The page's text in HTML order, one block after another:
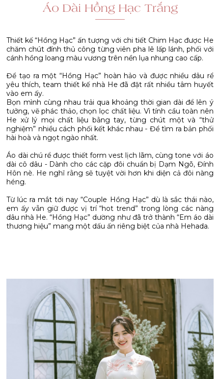
Áo Dài Hồng Hạc Trắng
Thiết kế “Hồng Hạc” ấn tượng với chi tiết Chim Hạc được He
chăm chút đính thủ công từng viên pha lê lấp lánh, phối với
cánh hồng loang màu vương trên nền lụa nhung cao cấp.
Để tạo ra một “Hồng Hạc” hoàn hảo và được nhiều dâu rể
yêu thích, team thiết kế nhà He đã đặt rất nhiều tâm huyết
vào em ấy.
Bọn mình cùng nhau trải qua khoảng thời gian dài để lên ý
tưởng, vẽ phác thảo, chọn lọc chất liệu. Vì tính cầu toàn nên
He xử lý mọi chất liệu bằng tay, từng chút một và “thử
nghiệm” nhiều cách phối kết khác nhau - Để tìm ra bản phối
hài hoà và ngọt ngào nhất.
Áo dài chú rể được thiết form vest lịch lãm, cùng tone với áo
dài cô dâu - Dành cho các cặp đôi chuẩn bị Dạm Ngõ, Đính
Hôn nè. He nghĩ rằng sẽ tuyệt vời hơn khi diện cả đôi nàng
héng.
Từ lúc ra mắt tới nay “Couple Hồng Hạc” dù là sắc thái nào,
em ấy vẫn giữ được vị trí “hot trend” trong lòng các nàng
dâu nhà He. “Hồng Hạc” dường như đã trở thành “Em áo dài